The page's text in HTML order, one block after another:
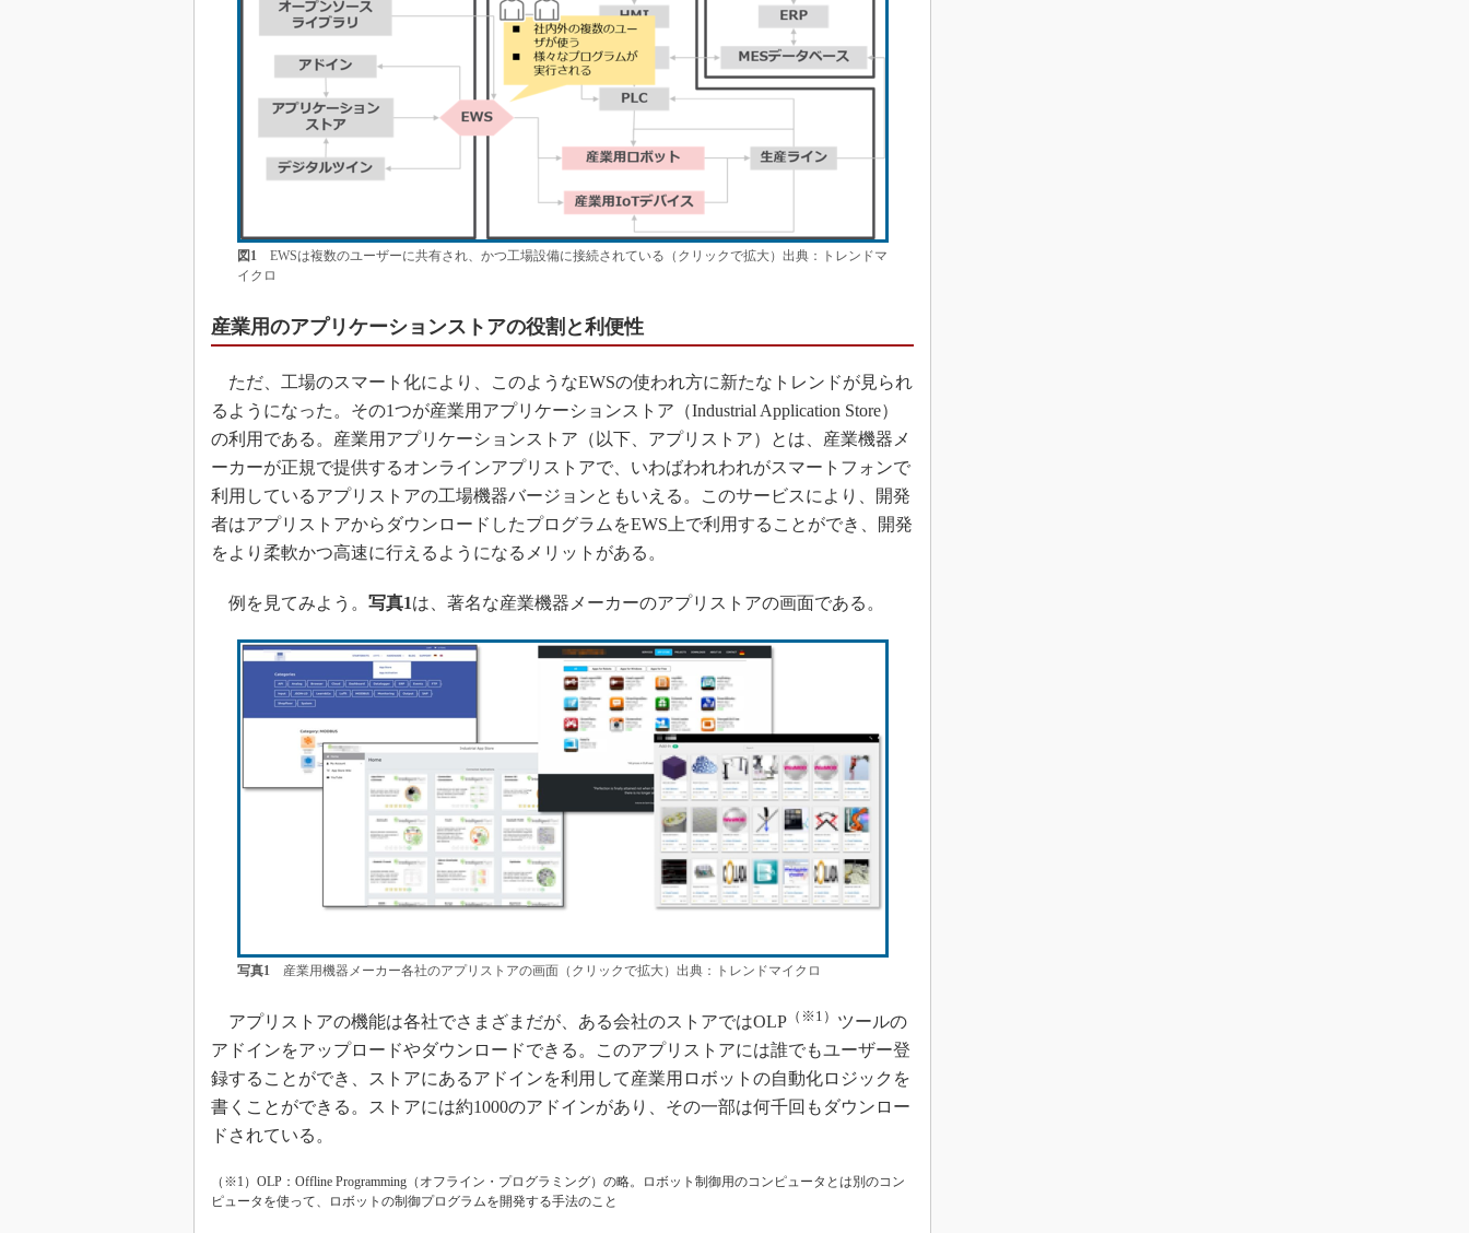
図1EWSは複数のユーザーに共有され、かつ工場設備に接続されている（クリックで拡大）出典：トレンドマ
イクロ
産業用のアプリケーションストアの役割と利便性
ただ、工場のスマート化により、このようなEWSの使われ方に新たなトレンドが見られ
るようになった。その1つが産業用アプリケーションストア（Industrial Application Store）
の利用である。産業用アプリケーションストア（以下、アプリストア）とは、産業機器メ
ーカーが正規で提供するオンラインアプリストアで、いわばわれわれがスマートフォンで
利用しているアプリストアの工場機器バージョンともいえる。このサービスにより、開発
者はアプリストアからダウンロードしたプログラムをEWS上で利用することができ、開発
をより柔軟かつ高速に行えるようになるメリットがある。
例を見てみよう。 写真1は、著名な産業機器メーカーのアプリストアの画面である。
写真1産業用機器メーカー各社のアプリストアの画面（クリックで拡大）出典：トレンドマイクロ
アプリストアの機能は各社でさまざまだが、ある会社のストアではOLP （※1） ツールの
アドインをアップロードやダウンロードできる。このアプリストアには誰でもユーザー登
録することができ、ストアにあるアドインを利用して産業用ロボットの自動化ロジックを
書くことができる。ストアには約1000のアドインがあり、その一部は何千回もダウンロー
ドされている。
（※1）OLP：Offline Programming（オフライン・プログラミング）の略。ロボット制御用のコンピュータとは別のコン
ピュータを使って、ロボットの制御プログラムを開発する手法のこと